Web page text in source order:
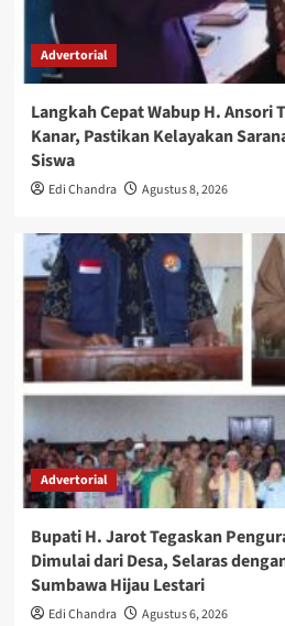
Advertorial
Langkah Cepat Wabup H. Ansori
Kanar, Pastikan Kelayakan
Siswa
Edi Chandra Agustus 8, 2026
Advertorial
Bupati H. Jarot Tegaskan
Dimulai dari Desa, Selaras
Sumbawa Hijau Lestari
Edi Chandra Agustus 6, 2026